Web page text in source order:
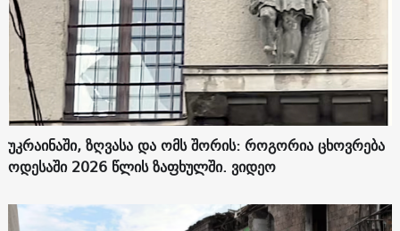
უკრაინაში, ზღვასა და ომს შორის: როგორია ცხოვრება
ოდესაში 2026 წლის ზაფხულში. ვიდეო